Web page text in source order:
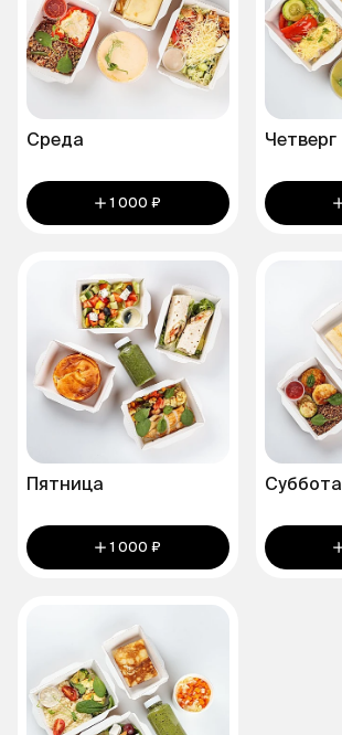
Среда
1 000 ₽
Четверг
Пятница
1 000 ₽
Суббота